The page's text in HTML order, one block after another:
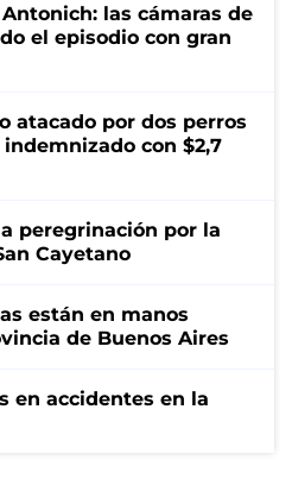
las cámaras de
el episodio con gran
atacado por dos perros
con $2,7
peregrinación por la
Cayetano
están en manos
de Buenos Aires
en accidentes en la